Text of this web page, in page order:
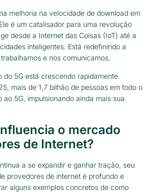
melhoria na velocidade de download em
é um catalisador para uma revolução
desde a Internet das Coisas (IoT) até a
inteligentes. Está redefinindo a
e nos comunicamos.
do 5G está crescendo rapidamente.
mais de 1,7 bilhão de pessoas em todo o
ao 5G, impulsionando ainda mais sua
o mercado
de Internet?
a se expandir e ganhar tração, seu
provedores de internet é profundo e
alguns exemplos concretos de como